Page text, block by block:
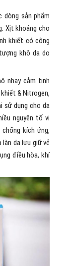
dòng sản phẩm
Xịt khoáng cho
khiết có công
khô da do
nhạy cảm tinh
& Nitrogen,
sử dụng cho da
nguyên tố vi
kích ứng,
làn da lưu giữ vẻ
điều hòa, khí